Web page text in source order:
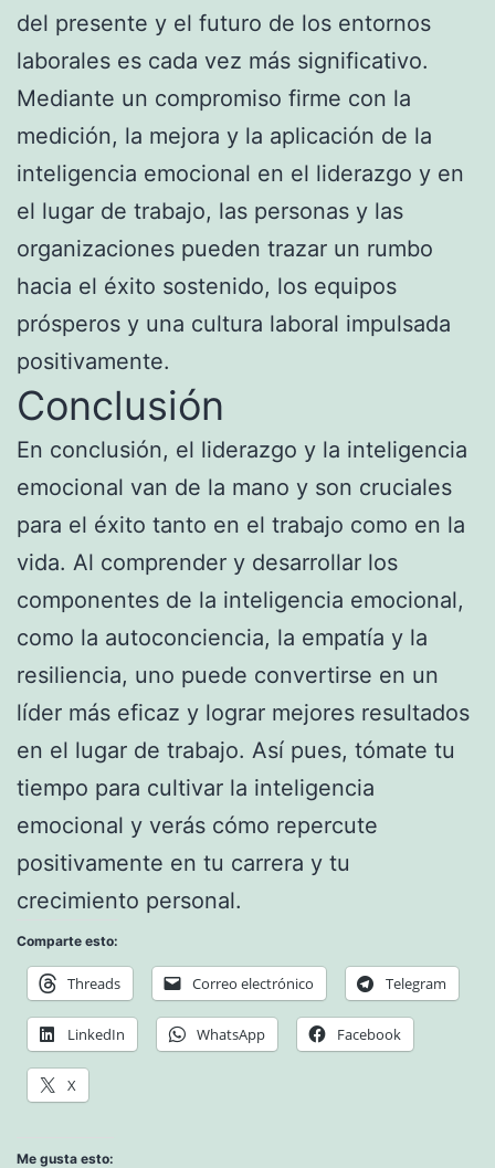
del presente y el futuro de los entornos
laborales es cada vez más significativo.
Mediante un compromiso firme con la
medición, la mejora y la aplicación de la
inteligencia emocional en el liderazgo y en
el lugar de trabajo, las personas y las
organizaciones pueden trazar un rumbo
hacia el éxito sostenido, los equipos
prósperos y una cultura laboral impulsada
positivamente.
Conclusión
En conclusión, el liderazgo y la inteligencia
emocional van de la mano y son cruciales
para el éxito tanto en el trabajo como en la
vida. Al comprender y desarrollar los
componentes de la inteligencia emocional,
como la autoconciencia, la empatía y la
resiliencia, uno puede convertirse en un
líder más eficaz y lograr mejores resultados
en el lugar de trabajo. Así pues, tómate tu
tiempo para cultivar la inteligencia
emocional y verás cómo repercute
positivamente en tu carrera y tu
crecimiento personal.
Comparte esto:
Threads Correo electrónico Telegram
LinkedIn WhatsApp Facebook
X
Me gusta esto: